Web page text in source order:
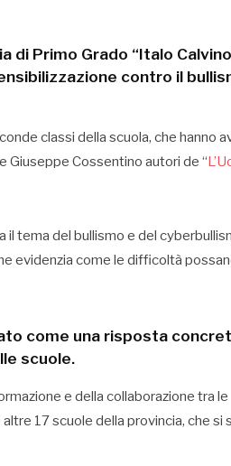
di Primo Grado “Italo
contro il
classi della scuola, che hanno
Giuseppe Cossentino autori de “
tema del bullismo e del
evidenzia come le difficoltà
come una risposta
scuole.
e della collaborazione tra le
17 scuole della provincia, che si